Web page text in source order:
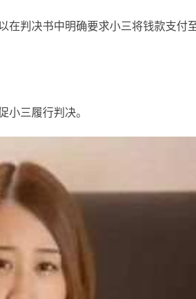
判决书中明确要求小三将钱款支付
小三履行判决。